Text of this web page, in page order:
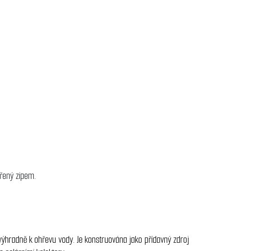
zipem.
k ohřevu vody. Je konstruována jako přídavný zdroj